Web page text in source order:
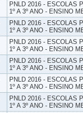
PNLD 2016 - ESCOLAS
1º A 3º ANO - ENSINO
PNLD 2016 - ESCOLAS
1º A 3º ANO - ENSINO
PNLD 2016 - ESCOLAS
1º A 3º ANO - ENSINO
PNLD 2016 - ESCOLAS
1º A 3º ANO - ENSINO
PNLD 2016 - ESCOLAS
1º A 3º ANO - ENSINO
PNLD 2016 - ESCOLAS
1º A 3º ANO - ENSINO